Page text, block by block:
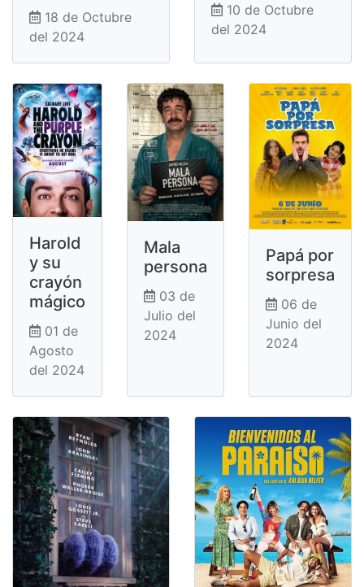
18 de Octubre
del 2024
10 de Octubre
del 2024
Harold
y su
crayón
mágico
01 de
Agosto
del 2024
Mala
persona
03 de
Julio del
2024
Papá por
sorpresa
06 de
Junio del
2024